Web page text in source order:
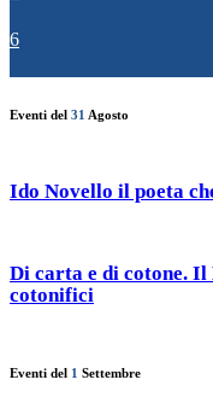
6
Eventi del 31 Agosto
Ido Novello il poeta
Di carta e di cotone. Il
cotonifici
Eventi del 1 Settembre